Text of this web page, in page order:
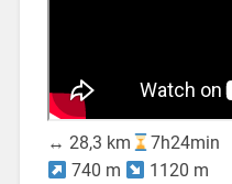
↔️ 28,3 km
7h24min
740 m
1120 m